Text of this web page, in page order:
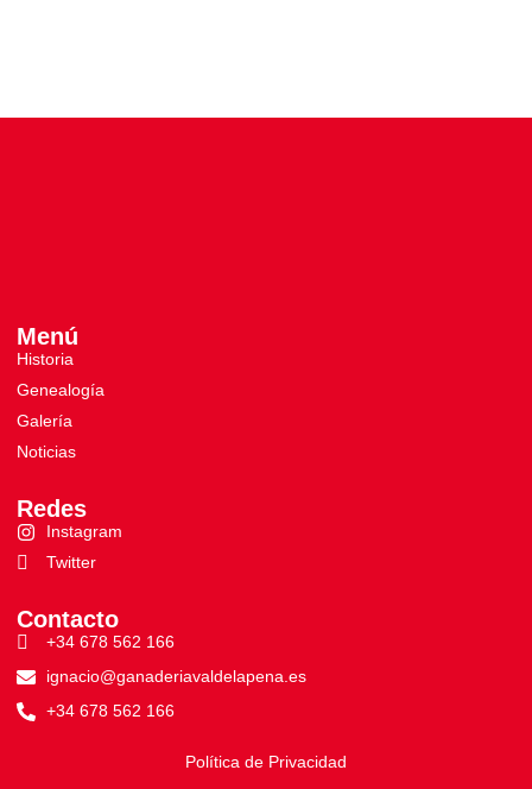
Menú
Historia
Genealogía
Galería
Noticias
Redes
Instagram
Twitter
Contacto
+34 678 562 166
ignacio@ganaderiavaldelapena.es
+34 678 562 166
Política de Privacidad